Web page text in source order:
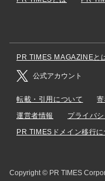
PR TIMES MAGAZINEと
公式アカウント
転載・引用について
運営者情報
プライバ
PR TIMESドメイン移行に
Copyright © PR TIMES